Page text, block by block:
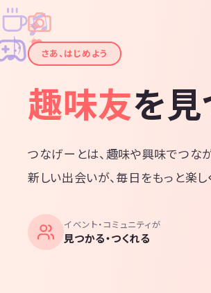
✦
✦
✧
✧
♪
♫
さあ、はじめよう
趣味友を見
つなげーとは、趣味や興味でつなが
新しい出会いが、毎日をもっと楽し
イベント・コミュニティが
見つかる・つくれる